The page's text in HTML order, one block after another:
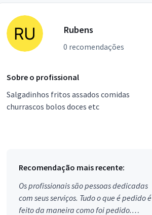
Rubens
0 recomendações
Sobre o profissional
Salgadinhos fritos assados comidas
churrascos bolos doces etc
Recomendação mais recente:
Os profissionais são pessoas dedicadas
com seus serviços. Tudo o que é pedido é
feito da maneira como foi pedido.